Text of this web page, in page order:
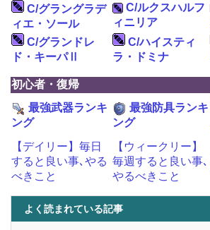
C/グラングラデ
ィエ・ソール
C/ルクスハルフ
ィニリア
C/グランドレ
ド・キーパⅡ
C/ハイスティ
ラ・ドミナ
初心者・復帰
最強武器ランキ
ング
最強防具ランキ
ング
【デイリー】毎日
すると良い事､やる
べきこと
【ウィークリー】
毎週すると良い事､
やるべきこと
よく読まれている記事